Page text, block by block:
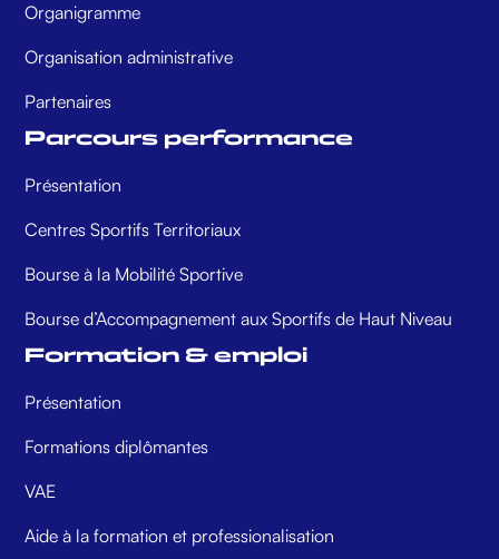
Organigramme
Organisation administrative
Partenaires
Parcours performance
Présentation
Centres Sportifs Territoriaux
Bourse à la Mobilité Sportive
Bourse d’Accompagnement aux Sportifs de Haut Niveau
Formation & emploi
Présentation
Formations diplômantes
VAE
Aide à la formation et professionalisation